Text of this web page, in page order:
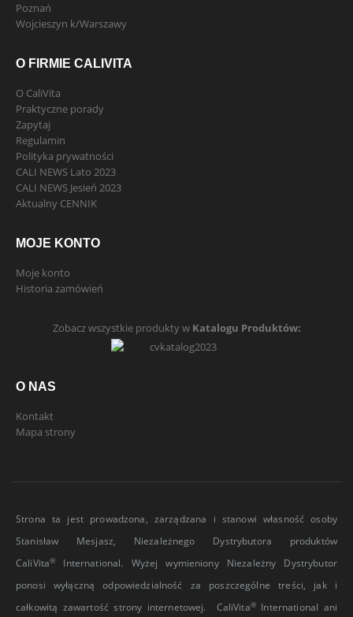
Poznań
Wojcieszyn k/Warszawy
O FIRMIE CALIVITA
O CaliVita
Praktyczne porady
Zapytaj
Regulamin
Polityka prywatności
CALI NEWS Lato 2023
CALI NEWS Jesień 2023
Aktualny CENNIK
MOJE KONTO
Moje konto
Historia zamówień
Zobacz wszystkie produkty w Katalogu Produktów:
O NAS
Kontakt
Mapa strony
Strona ta jest prowadzona, zarządzana i stanowi własność osoby
Stanisław Mesjasz, Niezależnego Dystrybutora produktów
CaliVita®
International. Wyżej wymieniony Niezależny Dystrybutor
ponosi wyłączną odpowiedzialność za poszczególne treści, jak i
całkowitą zawartość strony internetowej. CaliVita®International ani